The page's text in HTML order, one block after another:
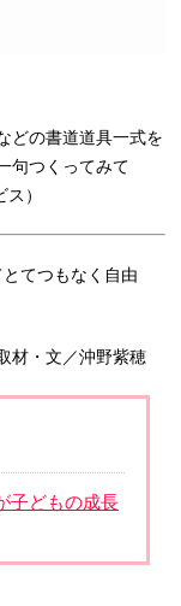
どの書道道具一式を
句つくってみて
）
てつもなく自由
材・文／沖野紫穂
子どもの成長